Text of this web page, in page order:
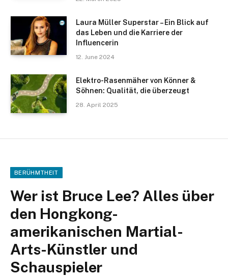
Laura Müller Superstar – Ein Blick auf
das Leben und die Karriere der
Influencerin
12. June 2024
Elektro-Rasenmäher von Könner &
Söhnen: Qualität, die überzeugt
28. April 2025
BERÜHMTHEIT
Wer ist Bruce Lee? Alles über
den Hongkong-
amerikanischen Martial-
Arts-Künstler und
Schauspieler